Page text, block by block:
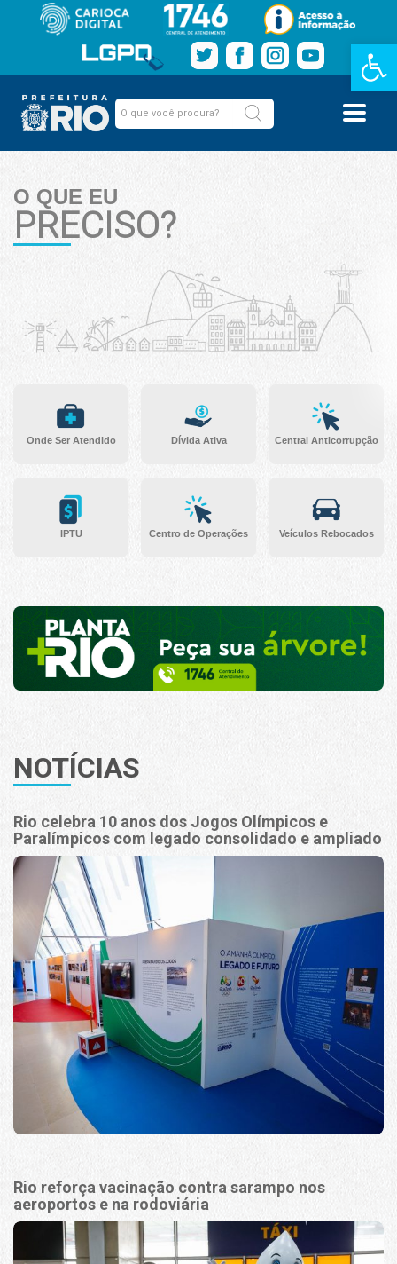
Barra de
O QUE EU
PRECISO?
Onde Ser Atendido
IPTU
Dívida Ativa
Centro de Operações
Central Anticorrupção
Veículos Rebocados
NOTÍCIAS
Rio celebra 10 anos dos Jogos Olímpicos e
Paralímpicos com legado consolidado e ampliado
Rio reforça vacinação contra sarampo nos
aeroportos e na rodoviária